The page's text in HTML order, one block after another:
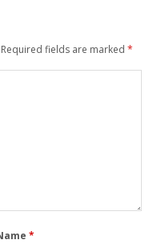
Required fields are marked *
*